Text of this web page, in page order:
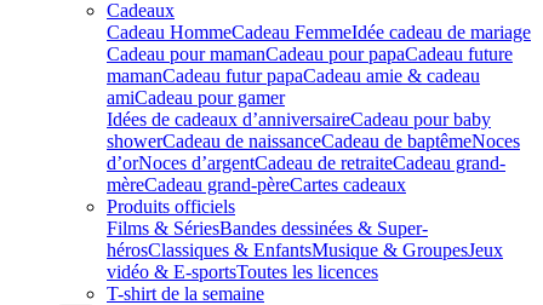
Cadeaux
Cadeau HommeCadeau FemmeIdée cadeau de mariage​
Cadeau pour mamanCadeau pour papaCadeau future
mamanCadeau futur papaCadeau amie & cadeau
amiCadeau pour gamer
Idées de cadeaux d’anniversaireCadeau pour baby
showerCadeau de naissanceCadeau de baptêmeNoces
d’orNoces d’argentCadeau de retraiteCadeau grand-
mèreCadeau grand-pèreCartes cadeaux
Produits officiels
Films & SériesBandes dessinées & Super-
hérosClassiques & EnfantsMusique & GroupesJeux
vidéo & E-sportsToutes les licences
T-shirt de la semaine